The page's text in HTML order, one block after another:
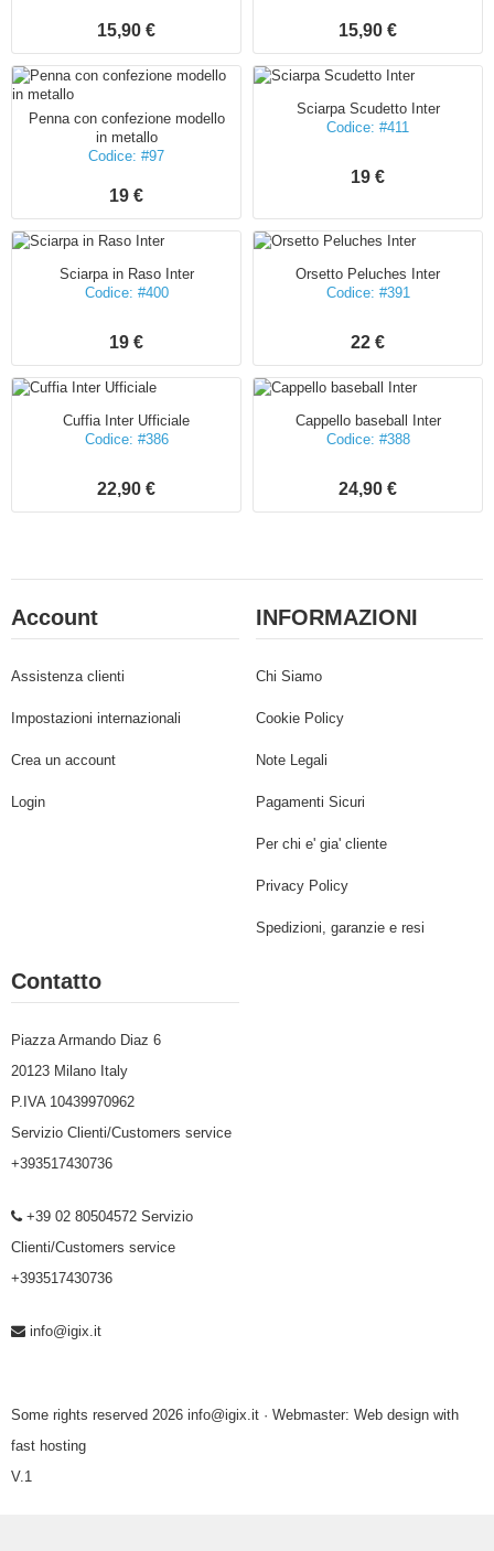
15,90 € 15,90 €
Penna con confezione modello
in metallo
Codice: #97
19 €
Sciarpa Scudetto Inter
Codice: #411
19 €
Sciarpa in Raso Inter
Codice: #400
19 €
Orsetto Peluches Inter
Codice: #391
22 €
Cuffia Inter Ufficiale
Codice: #386
22,90 €
Cappello baseball Inter
Codice: #388
24,90 €
Account
Assistenza clienti
Impostazioni internazionali
Crea un account
Login
INFORMAZIONI
Chi Siamo
Cookie Policy
Note Legali
Pagamenti Sicuri
Per chi e' gia' cliente
Privacy Policy
Spedizioni, garanzie e resi
Contatto
Piazza Armando Diaz 6
20123 Milano Italy
P.IVA 10439970962
Servizio Clienti/Customers service
+393517430736
+39 02 80504572 Servizio
Clienti/Customers service
+393517430736
info@igix.it
Some rights reserved 2026 info@igix.it · Webmaster: Web design with
fast hosting
V.1